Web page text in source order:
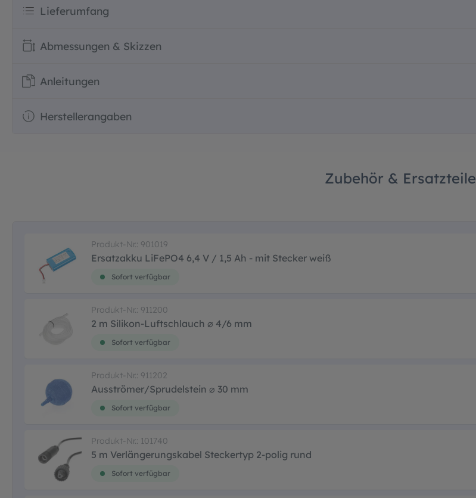
Lieferumfang
Abmessungen & Skizzen
Anleitungen
Herstellerangaben
Zubehör & Ersatzteile
Produkt-Nr.: 901019
Ersatzakku LiFePO4 6,4 V / 1,5 Ah - mit Stecker weiß
Sofort verfügbar
Produkt-Nr.: 911200
2 m Silikon-Luftschlauch ⌀ 4/6 mm
Sofort verfügbar
Produkt-Nr.: 911202
Ausströmer/Sprudelstein ⌀ 30 mm
Sofort verfügbar
Produkt-Nr.: 101740
5 m Verlängerungskabel Steckertyp 2-polig rund
Sofort verfügbar